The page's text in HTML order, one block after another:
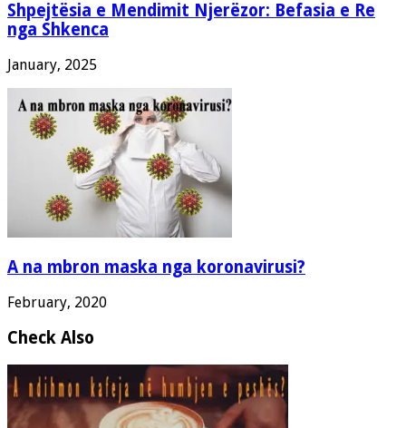
Shpejtësia e Mendimit Njerëzor: Befasia e Re
nga Shkenca
January, 2025
A na mbron maska nga koronavirusi?
February, 2020
Check Also